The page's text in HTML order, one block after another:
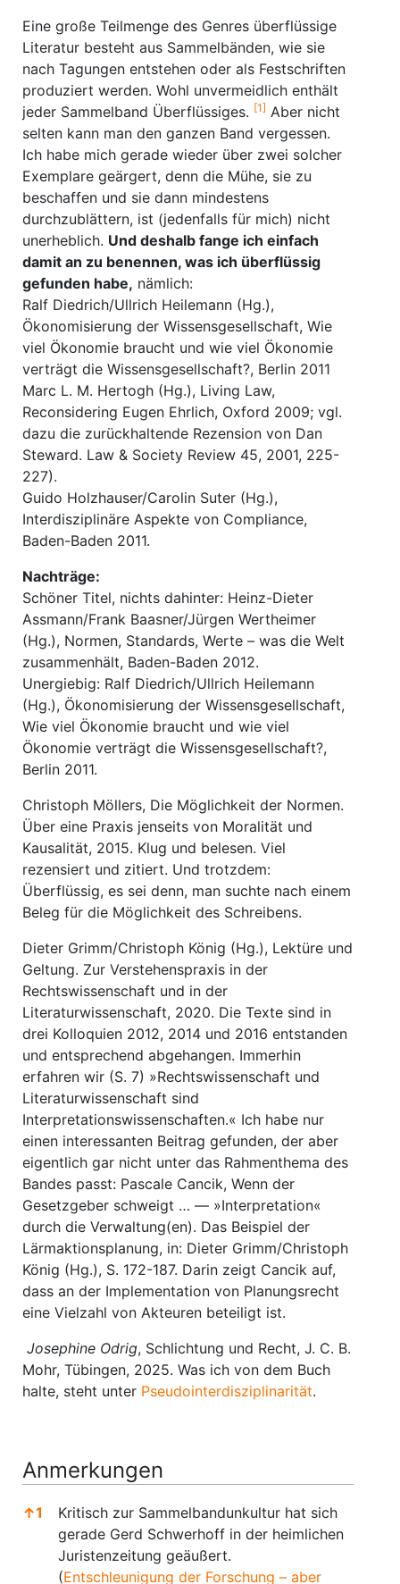
Eine große Teilmenge des Genres überflüssige
Literatur besteht aus Sammelbänden, wie sie
nach Tagungen entstehen oder als Festschriften
produziert werden. Wohl unvermeidlich enthält
jeder Sammelband Überflüssiges. [1] Aber nicht
selten kann man den ganzen Band vergessen.
Ich habe mich gerade wieder über zwei solcher
Exemplare geärgert, denn die Mühe, sie zu
beschaffen und sie dann mindestens
durchzublättern, ist (jedenfalls für mich) nicht
unerheblich. Und deshalb fange ich einfach
damit an zu benennen, was ich überflüssig
gefunden habe, nämlich:
Ralf Diedrich/Ullrich Heilemann (Hg.),
Ökonomisierung der Wissensgesellschaft, Wie
viel Ökonomie braucht und wie viel Ökonomie
verträgt die Wissensgesellschaft?, Berlin 2011
Marc L. M. Hertogh (Hg.), Living Law,
Reconsidering Eugen Ehrlich, Oxford 2009; vgl.
dazu die zurückhaltende Rezension von Dan
Steward. Law & Society Review 45, 2001, 225-
227).
Guido Holzhauser/Carolin Suter (Hg.),
Interdisziplinäre Aspekte von Compliance,
Baden-Baden 2011.
Nachträge:
Schöner Titel, nichts dahinter: Heinz-Dieter
Assmann/Frank Baasner/Jürgen Wertheimer
(Hg.), Normen, Standards, Werte – was die Welt
zusammenhält, Baden-Baden 2012.
Unergiebig: Ralf Diedrich/Ullrich Heilemann
(Hg.), Ökonomisierung der Wissensgesellschaft,
Wie viel Ökonomie braucht und wie viel
Ökonomie verträgt die Wissensgesellschaft?,
Berlin 2011.
Christoph Möllers, Die Möglichkeit der Normen.
Über eine Praxis jenseits von Moralität und
Kausalität, 2015. Klug und belesen. Viel
rezensiert und zitiert. Und trotzdem:
Überflüssig, es sei denn, man suchte nach einem
Beleg für die Möglichkeit des Schreibens.
Dieter Grimm/Christoph König (Hg.), Lektüre und
Geltung. Zur Verstehenspraxis in der
Rechtswissenschaft und in der
Literaturwissenschaft, 2020. Die Texte sind in
drei Kolloquien 2012, 2014 und 2016 entstanden
und entsprechend abgehangen. Immerhin
erfahren wir (S. 7) »Rechtswissenschaft und
Literaturwissenschaft sind
Interpretationswissenschaften.« Ich habe nur
einen interessanten Beitrag gefunden, der aber
eigentlich gar nicht unter das Rahmenthema des
Bandes passt: Pascale Cancik, Wenn der
Gesetzgeber schweigt … — »Interpretation«
durch die Verwaltung(en). Das Beispiel der
Lärmaktionsplanung, in: Dieter Grimm/Christoph
König (Hg.), S. 172-187. Darin zeigt Cancik auf,
dass an der Implementation von Planungsrecht
eine Vielzahl von Akteuren beteiligt ist.
Josephine Odrig, Schlichtung und Recht, J. C. B.
Mohr, Tübingen, 2025. Was ich von dem Buch
halte, steht unter Pseudointerdisziplinarität.
Anmerkungen
↑1
Kritisch zur Sammelbandunkultur hat sich
gerade Gerd Schwerhoff in der heimlichen
Juristenzeitung geäußert.
(Entschleunigung der Forschung – aber